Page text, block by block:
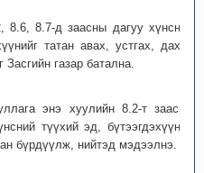
8.7-д заасны дагуу хүнсний
татан авах, устгах, дахин
газар батална.
энэ хуулийн 8.2-т заасны
түүхий эд, бүтээгдэхүүний
бүрдүүлж, нийтэд мэдээлнэ.